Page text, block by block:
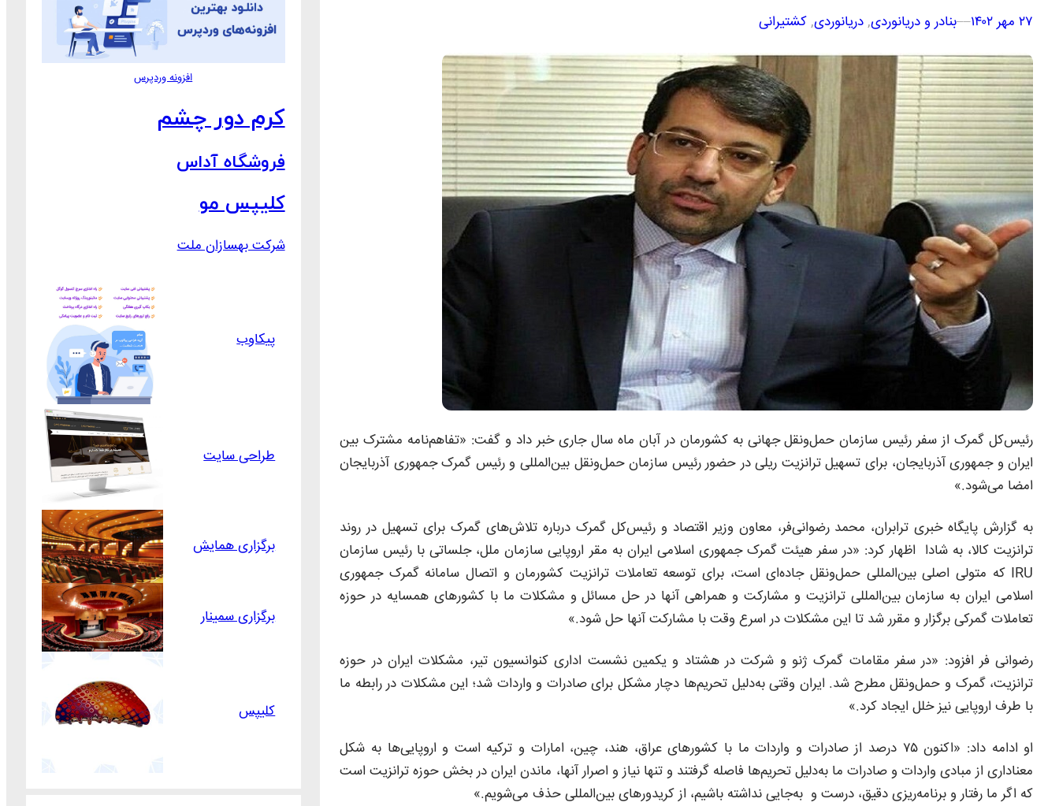
۲۷ مهر ۱۴۰۲ –
–بنادر و دریانوردی, دریانوردی, کشتیرانی
رئیس‌کل گمرک از سفر رئیس سازمان حمل‌ونقل جهانی به کشورمان در آبان ماه سال جاری خبر داد و گفت: «تفاهم‌نامه مشترک بین
ایران و جمهوری آذربایجان، برای تسهیل ترانزیت ریلی در حضور رئیس سازمان حمل‌ونقل بین‌المللی و رئیس گمرک جمهوری آذربایجان
امضا می‌شود.»
به گزارش پایگاه خبری ترابران، محمد رضوانی‌فر، معاون وزیر اقتصاد و رئیس‌کل گمرک درباره تلاش‌های گمرک برای تسهیل در روند
ترانزیت کالا، به شادا اظهار کرد: «در سفر هیئت گمرک جمهوری اسلامی ایران به مقر اروپایی سازمان ملل، جلساتی با رئیس سازمان
IRU که متولی اصلی بین‌المللی حمل‌ونقل جاده‌ای است، برای توسعه تعاملات ترانزیت کشورمان و اتصال سامانه گمرک جمهوری
اسلامی ایران به سازمان بین‌المللی ترانزیت و مشارکت و همراهی آنها در حل مسائل و مشکلات ما با کشورهای همسایه در حوزه
تعاملات گمرکی برگزار و مقرر شد تا این مشکلات در اسرع وقت با مشارکت آنها حل شود.»
رضوانی فر افزود: «در سفر مقامات گمرک ژنو و شرکت در هشتاد و یکمین نشست اداری کنوانسیون تیر، مشکلات ایران در حوزه
ترانزیت، گمرک و حمل‌ونقل مطرح شد. ایران وقتی به‌دلیل تحریم‌ها دچار مشکل برای صادرات و واردات شد؛ این مشکلات در رابطه ما
با طرف اروپایی نیز خلل ایجاد کرد.»
او ادامه داد: «اکنون ۷۵ درصد از صادرات و واردات ما با کشورهای عراق، هند، چین، امارات و ترکیه است و اروپایی‌ها به شکل
معناداری از مبادی واردات و صادرات ما به‌دلیل تحریم‌ها فاصله گرفتند و تنها نیاز و اصرار آنها، ماندن ایران در بخش حوزه ترانزیت است
که اگر ما رفتار و برنامه‌ریزی دقیق، درست و به‌جایی نداشته باشیم، از کریدورهای بین‌المللی حذف می‌شویم.»
افزونه وردپرس
کرم دور چشم
فروشگاه آداس
کلیپس مو
شرکت بهسازان ملت
پیکاوب
طراحی سایت
برگزاری همایش
برگزاری سمینار
کلیپس